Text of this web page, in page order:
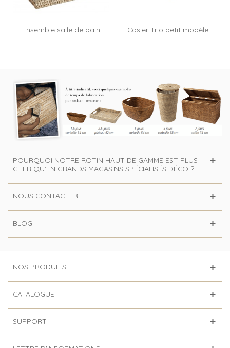
Ensemble salle de bain
Casier Trio petit modèle
POURQUOI NOTRE ROTIN HAUT DE GAMME EST PLUS
CHER QU’EN GRANDS MAGASINS SPÉCIALISÉS DÉCO ?
NOUS CONTACTER
BLOG
NOS PRODUITS
CATALOGUE
SUPPORT